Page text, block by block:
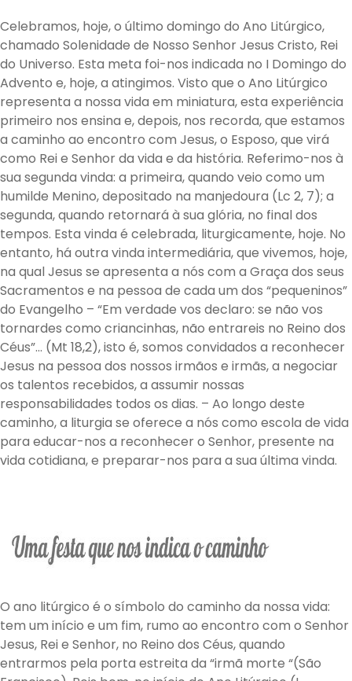
Celebramos, hoje, o último domingo do Ano Litúrgico,
chamado Solenidade de Nosso Senhor Jesus Cristo, Rei
do Universo. Esta meta foi-nos indicada no I Domingo do
Advento e, hoje, a atingimos. Visto que o Ano Litúrgico
representa a nossa vida em miniatura, esta experiência
primeiro nos ensina e, depois, nos recorda, que estamos
a caminho ao encontro com Jesus, o Esposo, que virá
como Rei e Senhor da vida e da história. Referimo-nos à
sua segunda vinda: a primeira, quando veio como um
humilde Menino, depositado na manjedoura (Lc 2, 7); a
segunda, quando retornará à sua glória, no final dos
tempos. Esta vinda é celebrada, liturgicamente, hoje. No
entanto, há outra vinda intermediária, que vivemos, hoje,
na qual Jesus se apresenta a nós com a Graça dos seus
Sacramentos e na pessoa de cada um dos “pequeninos”
do Evangelho – “Em verdade vos declaro: se não vos
tornardes como criancinhas, não entrareis no Reino dos
Céus”… (Mt 18,2), isto é, somos convidados a reconhecer
Jesus na pessoa dos nossos irmãos e irmãs, a negociar
os talentos recebidos, a assumir nossas
responsabilidades todos os dias. – Ao longo deste
caminho, a liturgia se oferece a nós como escola de vida
para educar-nos a reconhecer o Senhor, presente na
vida cotidiana, e preparar-nos para a sua última vinda.
O ano litúrgico é o símbolo do caminho da nossa vida:
tem um início e um fim, rumo ao encontro com o Senhor
Jesus, Rei e Senhor, no Reino dos Céus, quando
entrarmos pela porta estreita da “irmã morte “(São